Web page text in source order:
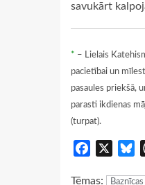
savukārt
* – Lielais
pacietībai un
pasaules priekšā,
parasti ikdienas
(turpat).
Facebook
Tēmas: